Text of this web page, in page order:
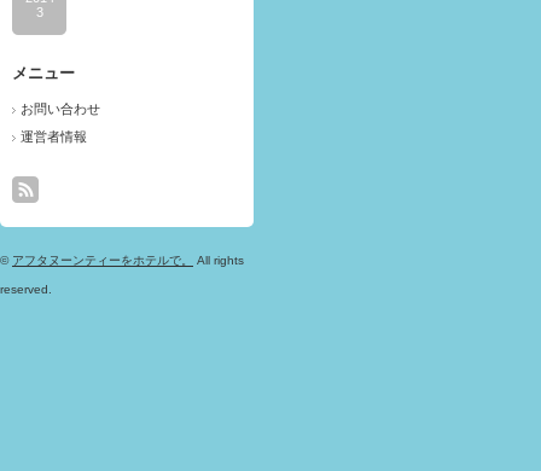
3
メニュー
お問い合わせ
運営者情報
© アフタヌーンティーをホテルで。 All rights
reserved.